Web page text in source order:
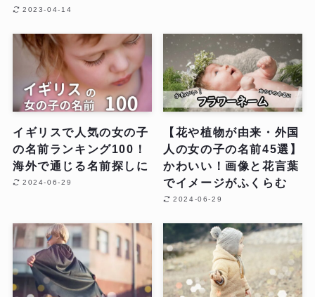
2023-04-14
イギリスで人気の女の子
の名前ランキング100！
海外で通じる名前探しに
2024-06-29
【花や植物が由来・外国
人の女の子の名前45選】
かわいい！画像と花言葉
でイメージがふくらむ
2024-06-29